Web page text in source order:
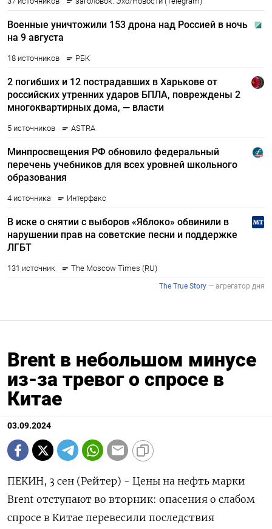
Brent в небольшом минусе
из-за тревог о спросе в
Китае
03.09.2024
ПЕКИН, 3 сен (Рейтер) - Цены на нефть марки
Brent отступают во вторник: опасения о слабом
спросе в Китае перевесили последствия